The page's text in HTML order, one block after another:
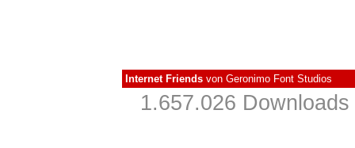
Internet Friends von Geronimo Font Studios
1.657.026